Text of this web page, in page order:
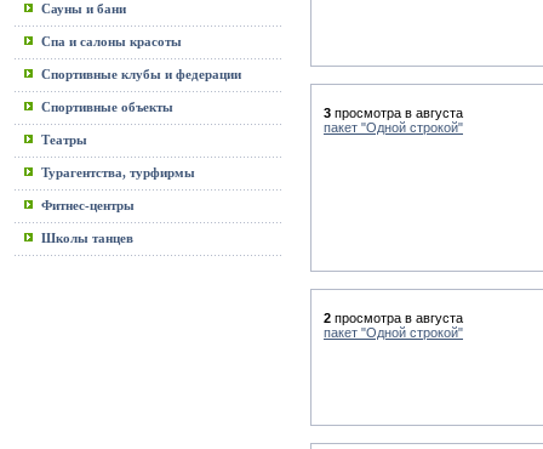
Сауны и бани
Спа и салоны красоты
Спортивные клубы и федерации
Спортивные объекты
Театры
Турагентства, турфирмы
Фитнес-центры
Школы танцев
3 просмотра в августа
пакет "Одной строкой"
2 просмотра в августа
пакет "Одной строкой"